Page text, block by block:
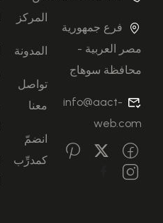
فرع جمهورية
مصر العربية -
محافظة سوهاج
info@aact-
web.com
المركز
المدونة
تواصل
معنا
انضمّ
كمدرِّب